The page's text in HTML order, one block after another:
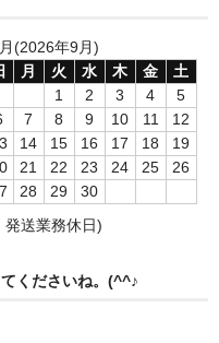
(2026年9月)
月 火 水 木 金
土
1
2 3 4
5
7 8 9 10 11
12
14 15 16 17 18
19
21 22 23 24 25
26
28 29
30
発送業務休日)
くださいね。(^^♪